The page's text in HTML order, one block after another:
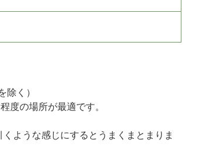
く）
度の場所が最適です。
ような感じにするとうまくまとまりま